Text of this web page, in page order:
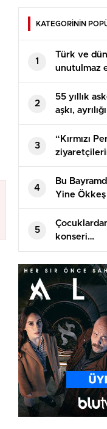
KATEGORİNİN
1
Türk ve
unutulmaz
2
55 yıllık
aşkı,
izlerini gün
3
“Kırmızı
4
Bu
Yine
5
konseri…